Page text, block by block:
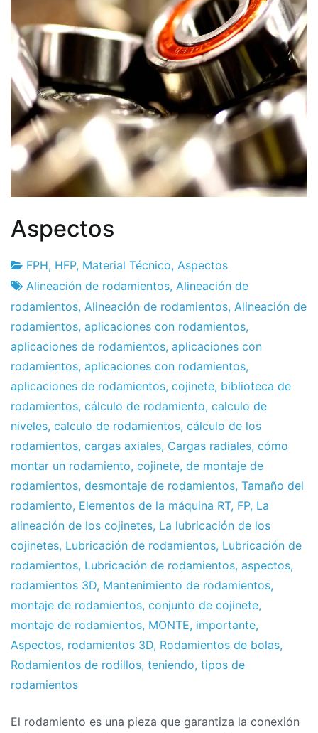
Aspectos
Fábrica
de
proyectos
13
de
enero
de
2011
FPH, HFP, Material Técnico, Aspectos
Alineación de rodamientos, Alineación de
rodamientos, Alineación de rodamientos, Alineación de
rodamientos, aplicaciones con rodamientos,
aplicaciones de rodamientos, aplicaciones con
rodamientos, aplicaciones con rodamientos,
aplicaciones de rodamientos, cojinete, biblioteca de
rodamientos, cálculo de rodamiento, calculo de
niveles, calculo de rodamientos, cálculo de los
rodamientos, cargas axiales, Cargas radiales, cómo
montar un rodamiento, cojinete, de montaje de
rodamientos, desmontaje de rodamientos, Tamaño del
rodamiento, Elementos de la máquina RT, FP, La
alineación de los cojinetes, La lubricación de los
cojinetes, Lubricación de rodamientos, Lubricación de
rodamientos, Lubricación de rodamientos, aspectos,
rodamientos 3D, Mantenimiento de rodamientos,
montaje de rodamientos, conjunto de cojinete,
montaje de rodamientos, MONTE, importante,
Aspectos, rodamientos 3D, Rodamientos de bolas,
Rodamientos de rodillos, teniendo, tipos de
rodamientos
El rodamiento es una pieza que garantiza la conexión